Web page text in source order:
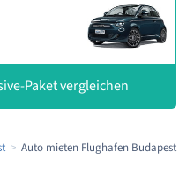
Paket vergleichen
Auto mieten Flughafen Budapest